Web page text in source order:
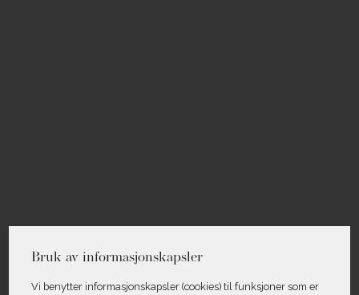
Bruk av informasjonskapsler
Vi benytter informasjons­kapsler (cookies) til funksjoner som er